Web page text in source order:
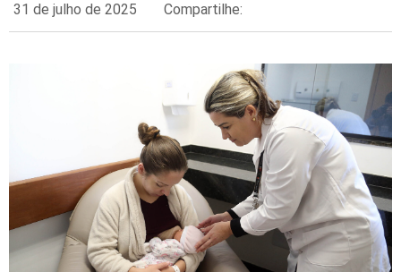
31 de julho de 2025 Compartilhe: